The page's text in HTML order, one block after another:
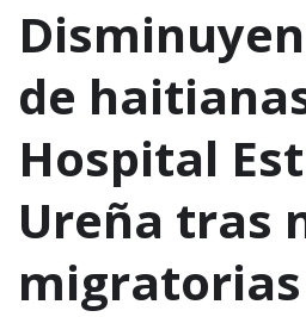
de
Hospital
Ureña tras
migratorias